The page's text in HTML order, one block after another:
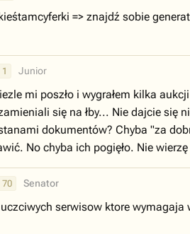
=> znajdź sobie
1 Junior
mi poszło i wygrałem kilka
się na łby... Nie dajcie się
dokumentów? Chyba "za
No chyba ich pogięło. Nie
70 Senator
serwisow ktore